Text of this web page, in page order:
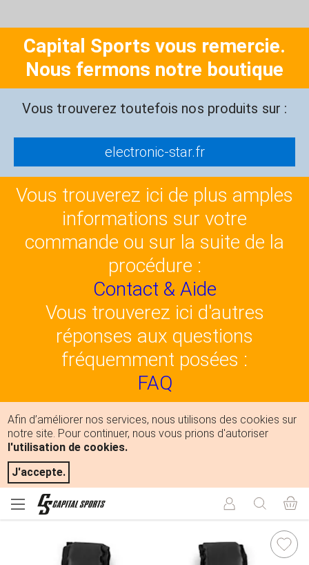
Capital Sports vous remercie.
Nous fermons notre boutique
Vous trouverez toutefois nos produits sur :
electronic-star.fr
Vous trouverez ici de plus amples
informations sur votre
commande ou sur la suite de la
procédure :
Contact & Aide
Vous trouverez ici d'autres
réponses aux questions
fréquemment posées :
FAQ
Afin d’améliorer nos services, nous utilisons des cookies sur
notre site. Pour continuer, nous vous prions d'autoriser
l'utilisation de cookies.
J'accepte.